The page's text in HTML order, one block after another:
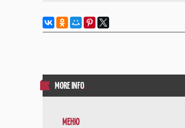
MORE INFO.
МЕНЮ